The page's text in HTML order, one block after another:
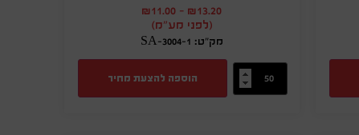
₪13.20
-
₪11.00
(לפני מע"מ)
מק"ט: SA-3004-1
הוספה להצעת מחיר